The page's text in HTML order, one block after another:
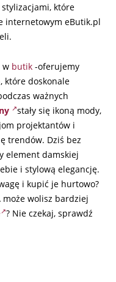
które
internetowym eButik.pl
w butik -oferujemy
które doskonale
ważnych
stały się ikoną mody,
projektantów i
trendów. Dziś bez
element damskiej
i stylową elegancję.
i kupić je hurtowo?
może wolisz bardziej
? Nie czekaj, sprawdź